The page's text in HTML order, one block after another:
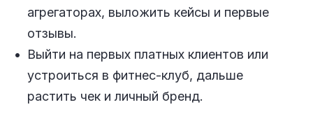
агрегаторах, выложить кейсы и первые
отзывы.
Выйти на первых платных клиентов или
устроиться в фитнес-клуб, дальше
растить чек и личный бренд.